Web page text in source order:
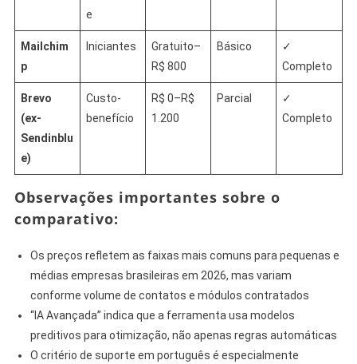
e
Mailchim
p
Iniciantes
Gratuito–
R$ 800
Básico
✓
Completo
Brevo
(ex-
Sendinblu
e)
Custo-
benefício
R$ 0–R$
1.200
Parcial
✓
Completo
Observações importantes sobre o
comparativo:
Os preços refletem as faixas mais comuns para pequenas e
médias empresas brasileiras em 2026, mas variam
conforme volume de contatos e módulos contratados
“IA Avançada” indica que a ferramenta usa modelos
preditivos para otimização, não apenas regras automáticas
O critério de suporte em português é especialmente